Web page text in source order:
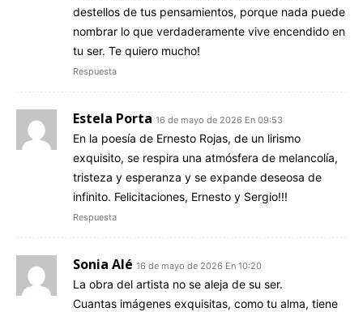
destellos de tus pensamientos, porque nada puede
nombrar lo que verdaderamente vive encendido en
tu ser. Te quiero mucho!
Respuesta
Estela Porta 16 de mayo de 2026 En 09:53
En la poesía de Ernesto Rojas, de un lirismo
exquisito, se respira una atmósfera de melancolía,
tristeza y esperanza y se expande deseosa de
infinito. Felicitaciones, Ernesto y Sergio!!!
Respuesta
Sonia Alé 16 de mayo de 2026 En 10:20
La obra del artista no se aleja de su ser.
Cuantas imágenes exquisitas, como tu alma, tiene